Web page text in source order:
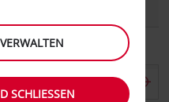
SCHLIESSEN